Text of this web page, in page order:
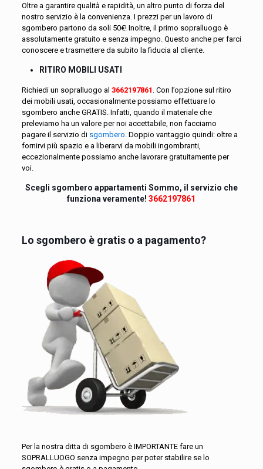
Oltre a garantire qualità e rapidità, un altro punto di forza del
nostro servizio è la convenienza. I prezzi per un lavoro di
sgombero partono da soli 50€! Inoltre, il primo sopralluogo è
assolutamente gratuito e senza impegno. Questo anche per farci
conoscere e trasmettere da subito la fiducia al cliente.
RITIRO MOBILI USATI
Richiedi un sopralluogo al 3662197861 . Con l’opzione sul ritiro
dei mobili usati, occasionalmente possiamo effettuare lo
sgombero anche GRATIS. Infatti, quando il materiale che
preleviamo ha un valore per noi accettabile, non facciamo
pagare il servizio di sgombero . Doppio vantaggio quindi: oltre a
fornirvi più spazio e a liberarvi da mobili ingombranti,
eccezionalmente possiamo anche lavorare gratuitamente per
voi.
Scegli sgombero appartamenti Sommo, il servizio che
funziona veramente!3662197861
Lo sgombero è gratis o a pagamento?
Per la nostra ditta di sgombero è IMPORTANTE fare un
SOPRALLUOGO senza impegno per poter stabilire se lo